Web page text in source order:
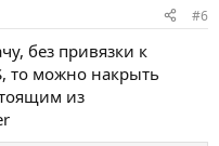
#6
без привязки к
то можно накрыть
из